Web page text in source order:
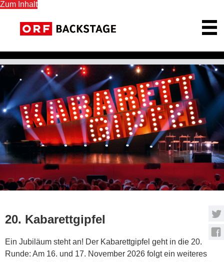
Zum Inhalt
ORF Backstage Startseite
20. Kabarettgipfel
Ein Jubiläum steht an! Der Kabarettgipfel geht in die 20.
Runde: Am 16. und 17. November 2026 folgt ein weiteres